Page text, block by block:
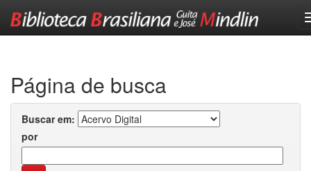
Página de busca
Buscar em:
por